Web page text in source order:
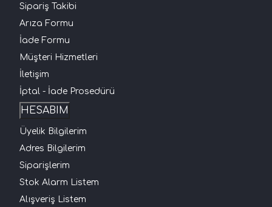
Sipariş Takibi
Arıza Formu
İade Formu
Müşteri Hizmetleri
İletişim
İptal - İade Prosedürü
HESABIM
Üyelik Bilgilerim
Adres Bilgilerim
Siparişlerim
Stok Alarm Listem
Alışveriş Listem